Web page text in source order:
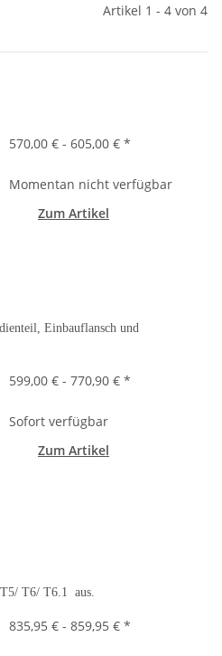
Artikel 1 - 4 von 4
570,00 € - 605,00 € *
Momentan nicht verfügbar
Zum Artikel
Einbauflansch und
599,00 € - 770,90 € *
Sofort verfügbar
Zum Artikel
T6/ T6.1 aus.
835,95 € - 859,95 € *